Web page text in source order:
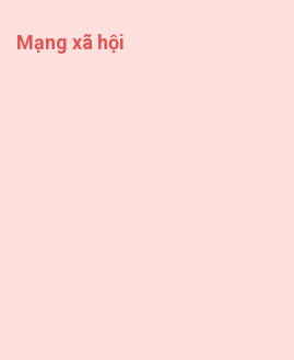
Mạng xã hội